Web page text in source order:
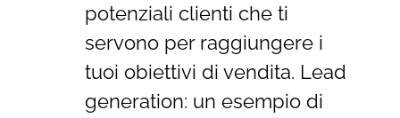
potenziali clienti che ti
servono per raggiungere i
tuoi obiettivi di vendita. Lead
generation: un esempio di